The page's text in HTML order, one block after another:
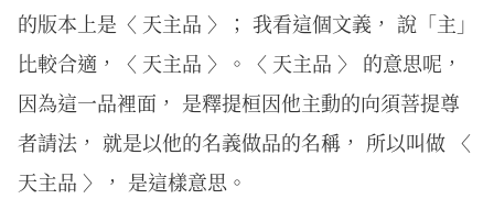
的版本上是〈 天主品 〉； 我看這個文義， 說「主」
比較合適，〈 天主品 〉。〈 天主品 〉 的意思呢，
因為這一品裡面， 是釋提桓因他主動的向須菩提尊
者請法， 就是以他的名義做品的名稱， 所以叫做 〈
天主品 〉， 是這樣意思。